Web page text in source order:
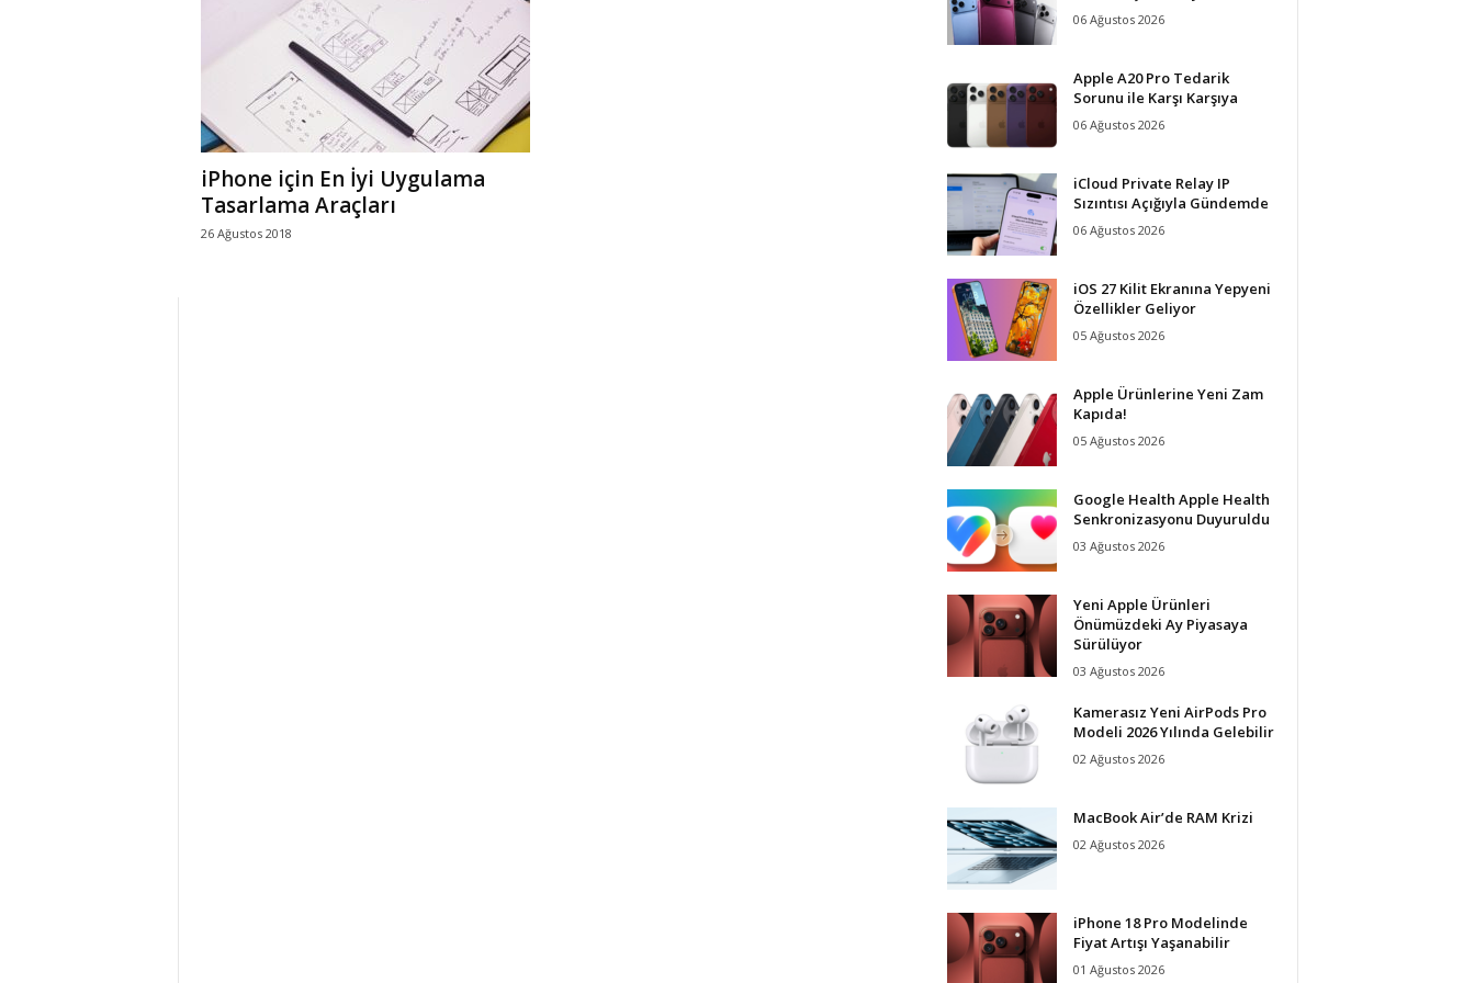
r
l
i
E
iPhone için En İyi Uygulama
Tasarlama Araçları
26 Ağustos 2018
06 Ağustos 2026
Apple A20 Pro Tedarik
Sorunu ile Karşı Karşıya
06 Ağustos 2026
iCloud Private Relay IP
Sızıntısı Açığıyla Gündemde
06 Ağustos 2026
iOS 27 Kilit Ekranına Yepyeni
Özellikler Geliyor
05 Ağustos 2026
Apple Ürünlerine Yeni Zam
Kapıda!
05 Ağustos 2026
Google Health Apple Health
Senkronizasyonu Duyuruldu
03 Ağustos 2026
Yeni Apple Ürünleri
Önümüzdeki Ay Piyasaya
Sürülüyor
03 Ağustos 2026
Kamerasız Yeni AirPods Pro
Modeli 2026 Yılında Gelebilir
02 Ağustos 2026
MacBook Air’de RAM Krizi
02 Ağustos 2026
iPhone 18 Pro Modelinde
Fiyat Artışı Yaşanabilir
01 Ağustos 2026